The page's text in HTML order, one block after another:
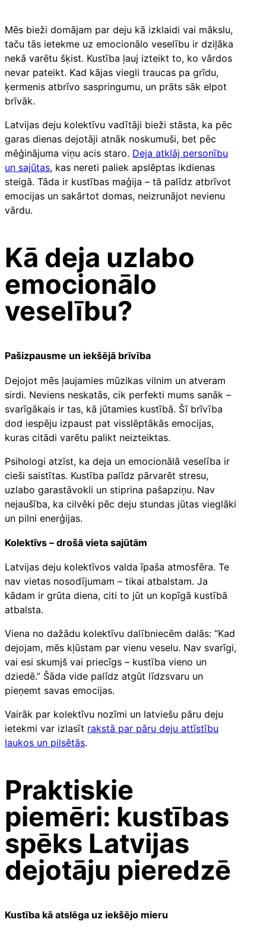
Mēs bieži domājam par deju kā izklaidi vai mākslu,
taču tās ietekme uz emocionālo veselību ir dziļāka
nekā varētu šķist. Kustība ļauj izteikt to, ko vārdos
nevar pateikt. Kad kājas viegli traucas pa grīdu,
ķermenis atbrīvo saspringumu, un prāts sāk elpot
brīvāk.
Latvijas deju kolektīvu vadītāji bieži stāsta, ka pēc
garas dienas dejotāji atnāk noskumuši, bet pēc
mēģinājuma viņu acis staro. Deja atklāj personību
un sajūtas, kas nereti paliek apslēptas ikdienas
steigā. Tāda ir kustības maģija – tā palīdz atbrīvot
emocijas un sakārtot domas, neizrunājot nevienu
vārdu.
Kā deja uzlabo
emocionālo
veselību?
Pašizpausme un iekšējā brīvība
Dejojot mēs ļaujamies mūzikas vilnim un atveram
sirdi. Neviens neskatās, cik perfekti mums sanāk –
svarīgākais ir tas, kā jūtamies kustībā. Šī brīvība
dod iespēju izpaust pat visslēptākās emocijas,
kuras citādi varētu palikt neizteiktas.
Psihologi atzīst, ka deja un emocionālā veselība ir
cieši saistītas. Kustība palīdz pārvarēt stresu,
uzlabo garastāvokli un stiprina pašapziņu. Nav
nejaušība, ka cilvēki pēc deju stundas jūtas vieglāki
un pilni enerģijas.
Kolektīvs – drošā vieta sajūtām
Latvijas deju kolektīvos valda īpaša atmosfēra. Te
nav vietas nosodījumam – tikai atbalstam. Ja
kādam ir grūta diena, citi to jūt un kopīgā kustībā
atbalsta.
Viena no dažādu kolektīvu dalībniecēm dalās: “Kad
dejojam, mēs kļūstam par vienu veselu. Nav svarīgi,
vai esi skumjš vai priecīgs – kustība vieno un
dziedē.” Šāda vide palīdz atgūt līdzsvaru un
pieņemt savas emocijas.
Vairāk par kolektīvu nozīmi un latviešu pāru deju
ietekmi var izlasīt rakstā par pāru deju attīstību
laukos un pilsētās.
Praktiskie
piemēri: kustības
spēks Latvijas
dejotāju pieredzē
Kustība kā atslēga uz iekšējo mieru